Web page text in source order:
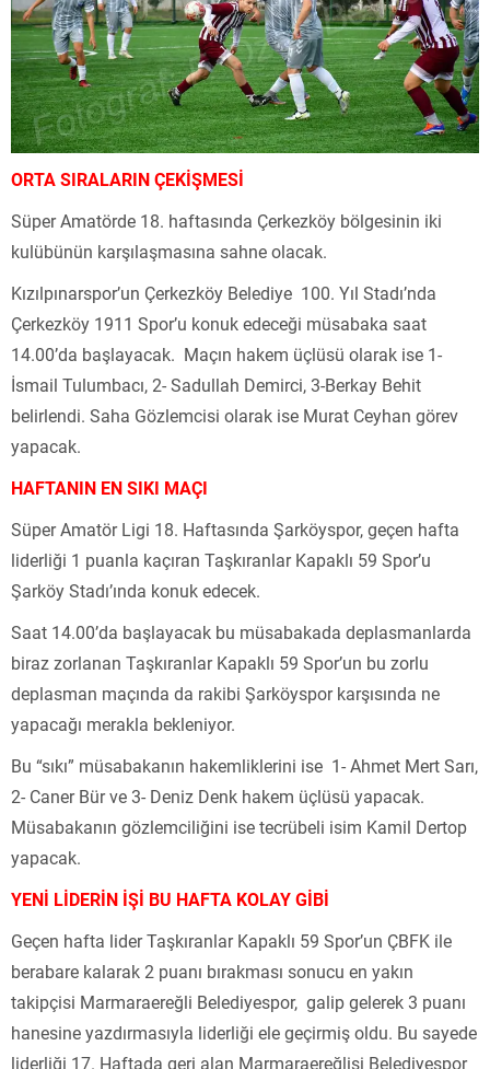
ORTA SIRALARIN ÇEKİŞMESİ
Süper Amatörde 18. haftasında Çerkezköy bölgesinin iki
kulübünün karşılaşmasına sahne olacak.
Kızılpınarspor’un Çerkezköy Belediye 100. Yıl Stadı’nda
Çerkezköy 1911 Spor’u konuk edeceği müsabaka saat
14.00’da başlayacak. Maçın hakem üçlüsü olarak ise 1-
İsmail Tulumbacı, 2- Sadullah Demirci, 3-Berkay Behit
belirlendi. Saha Gözlemcisi olarak ise Murat Ceyhan görev
yapacak.
HAFTANIN EN SIKI MAÇI
Süper Amatör Ligi 18. Haftasında Şarköyspor, geçen hafta
liderliği 1 puanla kaçıran Taşkıranlar Kapaklı 59 Spor’u
Şarköy Stadı’ında konuk edecek.
Saat 14.00’da başlayacak bu müsabakada deplasmanlarda
biraz zorlanan Taşkıranlar Kapaklı 59 Spor’un bu zorlu
deplasman maçında da rakibi Şarköyspor karşısında ne
yapacağı merakla bekleniyor.
Bu “sıkı” müsabakanın hakemliklerini ise 1- Ahmet Mert Sarı,
2- Caner Bür ve 3- Deniz Denk hakem üçlüsü yapacak.
Müsabakanın gözlemciliğini ise tecrübeli isim Kamil Dertop
yapacak.
YENİ LİDERİN İŞİ BU HAFTA KOLAY GİBİ
Geçen hafta lider Taşkıranlar Kapaklı 59 Spor’un ÇBFK ile
berabare kalarak 2 puanı bırakması sonucu en yakın
takipçisi Marmaraereğli Belediyespor, galip gelerek 3 puanı
hanesine yazdırmasıyla liderliği ele geçirmiş oldu. Bu sayede
liderliği 17. Haftada geri alan Marmaraereğlisi Belediyespor